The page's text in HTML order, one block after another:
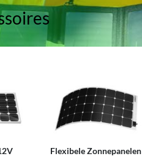
Flexibele Zonnepanelen